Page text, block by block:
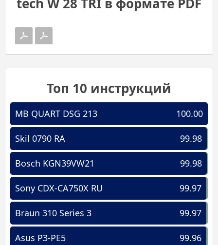
Топ 10 инструкций
100.00
MB QUART DSG 213
99.98
Skil 0790 RA
99.98
Bosch KGN39VW21
99.97
Sony CDX-CA750X RU
99.97
Braun 310 Series 3
99.96
Asus P3-PE5